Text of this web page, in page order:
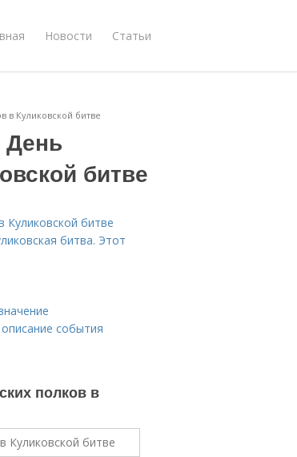
Новости Статьи
в Куликовской битве
День
битве
Куликовской битве
битва. Этот
события
полков в